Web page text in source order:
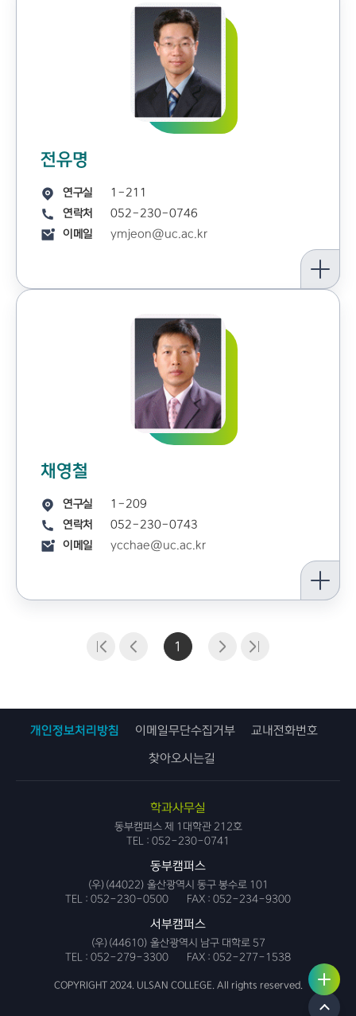
사용자
서비스
링크서
비스
전유명
연구실
1-211
연락처
052-230-0746
이메일
ymjeon@uc.ac.kr
채영철
연구실
1-209
연락처
052-230-0743
이메일
ycchae@uc.ac.kr
1
개인정보처리방침 이메일무단수집거부 교내전화번호
찾아오시는길
학과사무실
동부캠퍼스 제 1대학관 212호
TEL : 052-230-0741
동부캠퍼스
(우)(44022) 울산광역시 동구 봉수로 101
TEL : 052-230-0500 FAX : 052-234-9300
서부캠퍼스
(우)(44610) 울산광역시 남구 대학로 57
TEL : 052-279-3300 FAX : 052-277-1538
COPYRIGHT 2024. ULSAN COLLEGE. All rights reserved.